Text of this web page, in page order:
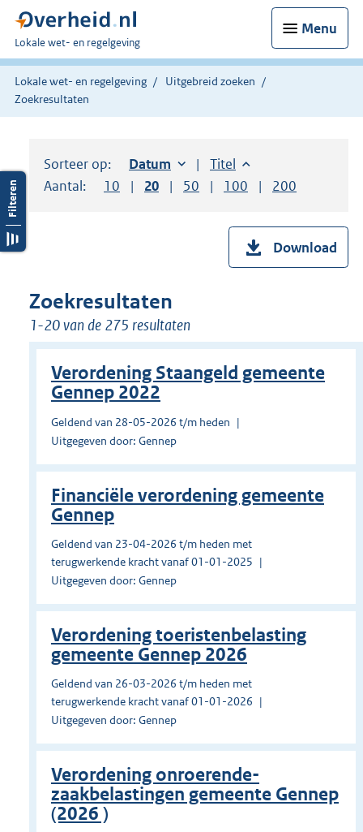
Menu
U
bent
hier:
Lokale wet- en regelgeving
Lokale wet- en regelgeving
Uitgebreid zoeken
Zoekresultaten
Sorteer op: Sorteer op:
Datum oplopendSorteer op:
Titel oplopend
Aantal:
Toon
10 resultaten per pagina
Toon
20 resultaten per pagina
Toon
50 resultaten per pagina
Toon
100 resultaten per
Toon
200
Download
Zoekresultaten
1-20 van de 275 resultaten
Verordening Staangeld gemeente
Gennep 2022
Geldend van 28-05-2026 t/m heden
Uitgegeven door: Gennep
Financiële verordening gemeente
Gennep
Geldend van 23-04-2026 t/m heden met
terugwerkende kracht vanaf 01-01-2025
Uitgegeven door: Gennep
Verordening toeristenbelasting
gemeente Gennep 2026
Geldend van 26-03-2026 t/m heden met
terugwerkende kracht vanaf 01-01-2026
Uitgegeven door: Gennep
Verordening onroerende-
zaakbelastingen gemeente Gennep
(2026 )